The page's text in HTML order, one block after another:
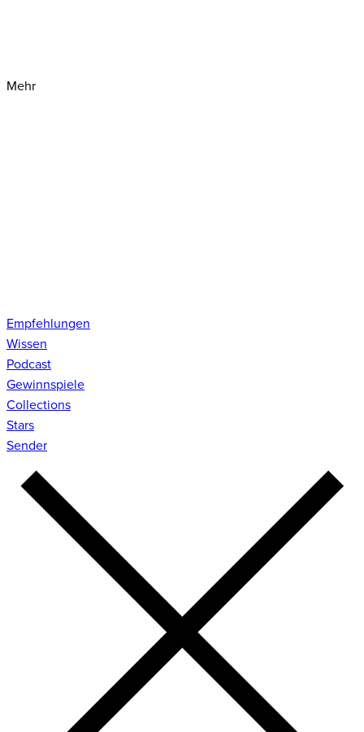
Mehr
Empfehlungen
Wissen
Podcast
Gewinnspiele
Collections
Stars
Sender